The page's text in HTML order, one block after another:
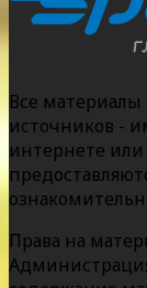
Все
источников -
интернете
Права на